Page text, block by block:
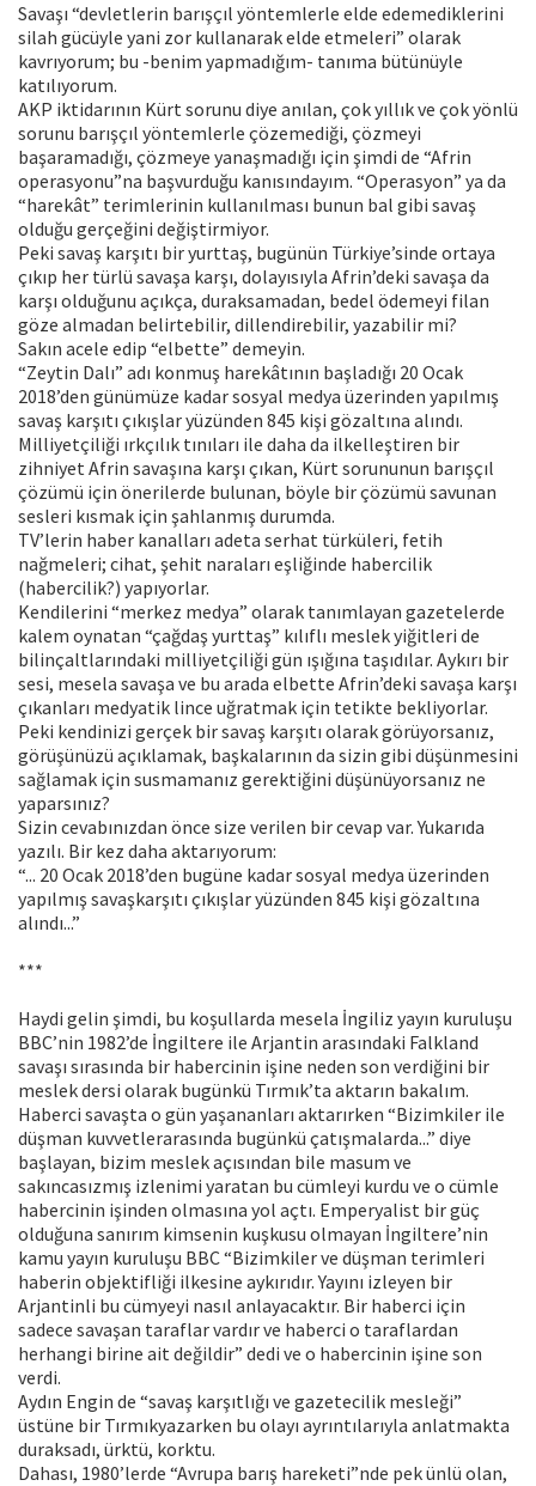
Savaşı “devletlerin barışçıl yöntemlerle elde edemediklerini
silah gücüyle yani zor kullanarak elde etmeleri” olarak
kavrıyorum; bu -benim yapmadığım- tanıma bütünüyle
katılıyorum.
AKP iktidarının Kürt sorunu diye anılan, çok yıllık ve çok yönlü
sorunu barışçıl yöntemlerle çözemediği, çözmeyi
başaramadığı, çözmeye yanaşmadığı için şimdi de “Afrin
operasyonu”na başvurduğu kanısındayım. “Operasyon” ya da
“harekât” terimlerinin kullanılması bunun bal gibi savaş
olduğu gerçeğini değiştirmiyor.
Peki savaş karşıtı bir yurttaş, bugünün Türkiye’sinde ortaya
çıkıp her türlü savaşa karşı, dolayısıyla Afrin’deki savaşa da
karşı olduğunu açıkça, duraksamadan, bedel ödemeyi filan
göze almadan belirtebilir, dillendirebilir, yazabilir mi?
Sakın acele edip “elbette” demeyin.
“Zeytin Dalı” adı konmuş harekâtının başladığı 20 Ocak
2018’den günümüze kadar sosyal medya üzerinden yapılmış
savaş karşıtı çıkışlar yüzünden 845 kişi gözaltına alındı.
Milliyetçiliği ırkçılık tınıları ile daha da ilkelleştiren bir
zihniyet Afrin savaşına karşı çıkan, Kürt sorununun barışçıl
çözümü için önerilerde bulunan, böyle bir çözümü savunan
sesleri kısmak için şahlanmış durumda.
TV’lerin haber kanalları adeta serhat türküleri, fetih
nağmeleri; cihat, şehit naraları eşliğinde habercilik
(habercilik?) yapıyorlar.
Kendilerini “merkez medya” olarak tanımlayan gazetelerde
kalem oynatan “çağdaş yurttaş” kılıflı meslek yiğitleri de
bilinçaltlarındaki milliyetçiliği gün ışığına taşıdılar. Aykırı bir
sesi, mesela savaşa ve bu arada elbette Afrin’deki savaşa karşı
çıkanları medyatik lince uğratmak için tetikte bekliyorlar.
Peki kendinizi gerçek bir savaş karşıtı olarak görüyorsanız,
görüşünüzü açıklamak, başkalarının da sizin gibi düşünmesini
sağlamak için susmamanız gerektiğini düşünüyorsanız ne
yaparsınız?
Sizin cevabınızdan önce size verilen bir cevap var. Yukarıda
yazılı. Bir kez daha aktarıyorum:
“... 20 Ocak 2018’den bugüne kadar sosyal medya üzerinden
yapılmış savaşkarşıtı çıkışlar yüzünden 845 kişi gözaltına
alındı...”
***
Haydi gelin şimdi, bu koşullarda mesela İngiliz yayın kuruluşu
BBC’nin 1982’de İngiltere ile Arjantin arasındaki Falkland
savaşı sırasında bir habercinin işine neden son verdiğini bir
meslek dersi olarak bugünkü Tırmık’ta aktarın bakalım.
Haberci savaşta o gün yaşananları aktarırken “Bizimkiler ile
düşman kuvvetlerarasında bugünkü çatışmalarda...” diye
başlayan, bizim meslek açısından bile masum ve
sakıncasızmış izlenimi yaratan bu cümleyi kurdu ve o cümle
habercinin işinden olmasına yol açtı. Emperyalist bir güç
olduğuna sanırım kimsenin kuşkusu olmayan İngiltere’nin
kamu yayın kuruluşu BBC “Bizimkiler ve düşman terimleri
haberin objektifliği ilkesine aykırıdır. Yayını izleyen bir
Arjantinli bu cümyeyi nasıl anlayacaktır. Bir haberci için
sadece savaşan taraflar vardır ve haberci o taraflardan
herhangi birine ait değildir” dedi ve o habercinin işine son
verdi.
Aydın Engin de “savaş karşıtlığı ve gazetecilik mesleği”
üstüne bir Tırmıkyazarken bu olayı ayrıntılarıyla anlatmakta
duraksadı, ürktü, korktu.
Dahası, 1980’lerde “Avrupa barış hareketi”nde pek ünlü olan,